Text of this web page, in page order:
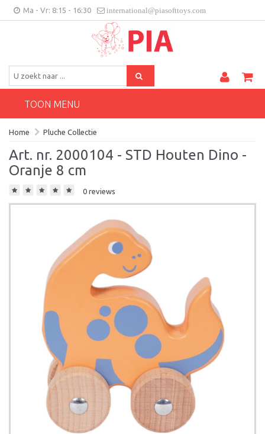
Ma - Vr: 8:15 - 16:30 international@piasofttoys.com
Klantenfeedback
BE/NL
TOON MENU
Home Pluche Collectie
Art. nr. 2000104 - STD Houten Dino -
Oranje 8 cm
0 reviews